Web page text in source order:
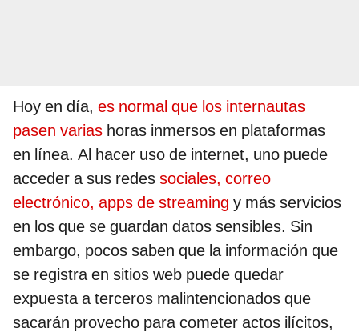
Hoy en día, es normal que los internautas
pasen varias horas inmersos en plataformas
en línea. Al hacer uso de internet, uno puede
acceder a sus redes sociales, correo
electrónico, apps de streaming y más servicios
en los que se guardan datos sensibles. Sin
embargo, pocos saben que la información que
se registra en sitios web puede quedar
expuesta a terceros malintencionados que
sacarán provecho para cometer actos ilícitos,